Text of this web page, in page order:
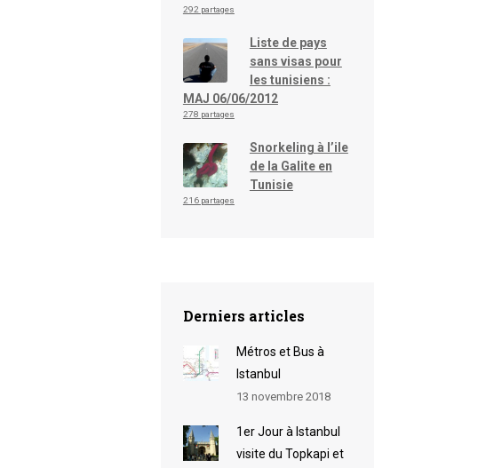
292 partages
Liste de pays
sans visas pour
les tunisiens :
MAJ 06/06/2012
278 partages
Snorkeling à l’ile
de la Galite en
Tunisie
216 partages
Derniers articles
Métros et Bus à
Istanbul
13 novembre 2018
1er Jour à Istanbul
visite du Topkapi et